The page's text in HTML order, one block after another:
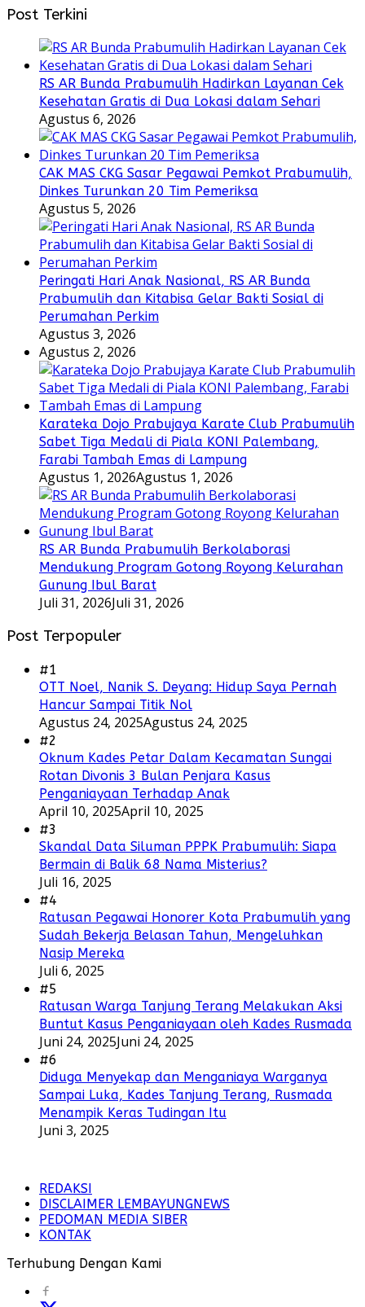
Post Terkini
RS AR Bunda Prabumulih Hadirkan Layanan Cek
Kesehatan Gratis di Dua Lokasi dalam Sehari
Agustus 6, 2026
CAK MAS CKG Sasar Pegawai Pemkot Prabumulih,
Dinkes Turunkan 20 Tim Pemeriksa
Agustus 5, 2026
Peringati Hari Anak Nasional, RS AR Bunda
Prabumulih dan Kitabisa Gelar Bakti Sosial di
Perumahan Perkim
Agustus 3, 2026
Agustus 2, 2026
Karateka Dojo Prabujaya Karate Club Prabumulih
Sabet Tiga Medali di Piala KONI Palembang,
Farabi Tambah Emas di Lampung
Agustus 1, 2026Agustus 1, 2026
RS AR Bunda Prabumulih Berkolaborasi
Mendukung Program Gotong Royong Kelurahan
Gunung Ibul Barat
Juli 31, 2026Juli 31, 2026
Post Terpopuler
#1
OTT Noel, Nanik S. Deyang: Hidup Saya Pernah
Hancur Sampai Titik Nol
Agustus 24, 2025Agustus 24, 2025
#2
Oknum Kades Petar Dalam Kecamatan Sungai
Rotan Divonis 3 Bulan Penjara Kasus
Penganiayaan Terhadap Anak
April 10, 2025April 10, 2025
#3
Skandal Data Siluman PPPK Prabumulih: Siapa
Bermain di Balik 68 Nama Misterius?
Juli 16, 2025
#4
Ratusan Pegawai Honorer Kota Prabumulih yang
Sudah Bekerja Belasan Tahun, Mengeluhkan
Nasip Mereka
Juli 6, 2025
#5
Ratusan Warga Tanjung Terang Melakukan Aksi
Buntut Kasus Penganiayaan oleh Kades Rusmada
Juni 24, 2025Juni 24, 2025
#6
Diduga Menyekap dan Menganiaya Warganya
Sampai Luka, Kades Tanjung Terang, Rusmada
Menampik Keras Tudingan Itu
Juni 3, 2025
REDAKSI
DISCLAIMER LEMBAYUNGNEWS
PEDOMAN MEDIA SIBER
KONTAK
Terhubung Dengan Kami